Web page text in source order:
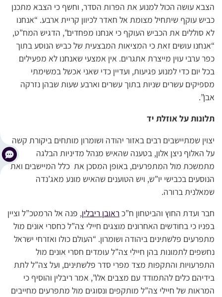
הצבא עושה הכול למנוע את הפרות הסדר, וחשף כי הצבא מתכנן
כביש עוקף שיתחיל מצומת אל חאדר לכיוון קריית ארבע. “אנחנו
לא סוללים את הכביש העוקף כי אנחנו מפחדים”, הדגיש המח”ט,
“אנחנו עושים זאת כי המציאות המבצעית של כביש הנוסע בתוך
כפר ערבי עוין מייצרת אתגרים. אין אמצעי שאנחנו לא מפעילים
בכל יום כדי למנוע פגיעות, ועדיין כדי שאני אכשל במשימתי
מספיקים עשרים שניות בתוך עשרים וארבע שעות שבהן נזרקה
אבן”.
תלונות על אוזלת יד
יצוין שמתיישבים רבים באזור יהודה ושומרון מותחים ביקורת קשה
על האלוף ניצן אלון, בטענה שהאיש מנהל מדיניות הבלגה
מתמשכת מול המתפרעים, באופן המסכן את כלל המיישבים ואת
הנוסעים בכבישי יו”ש, ויש הטוענים שהאיש מונע מאג’נדה
שמאלנית ברורה.
חבר ועדת החוץ והביטחון ח”כראובן ריבלין, פנה אל הרמטכ”ל וציין
בפניו כי בחודשים האחרונים מוצגים חיילי צה”ל כחסרי אונים מול
מתפרעים פלשתינים ביהודה ושומרון. “העולם כולו ואזרחי ישראל
נחשפים לתמונות בהן חיילי צה”ל עומדים חסרי אונים מול
התפרעויות והתקפות מצד מפרי סדר פלשתינים, ועל צה”ל לתת
בידיהם כלים להתמודד עם מצבים אלו”, אמר ריבלין והוסיף כי
המראות של חיילי צה”ל מותקפים ונסוגים מול מתפרעים מחייבים